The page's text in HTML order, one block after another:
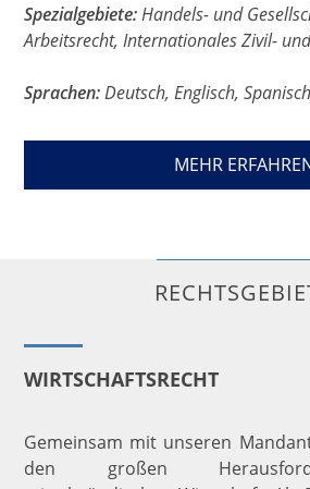
Spezialgebiete: Handels- und
Arbeitsrecht, Internationales Zivil-
Sprachen:Deutsch, Englisch, Spanisch
MEHR
WIRTSCHAFTSRECHT
Gemeinsam mit unseren
den großen